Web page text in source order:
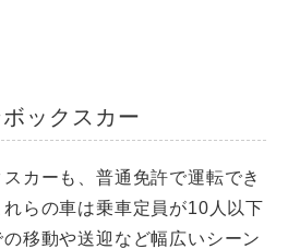
ックスカー
カーも、普通免許で運転でき
らの車は乗車定員が10人以下
移動や送迎など幅広いシーン